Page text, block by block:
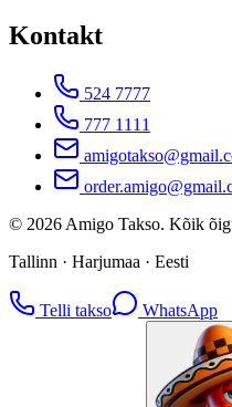
Kontakt
524 7777
777 1111
© 2026 Amigo Takso. Kõik
Tallinn · Harjumaa · Eesti
Telli takso WhatsApp